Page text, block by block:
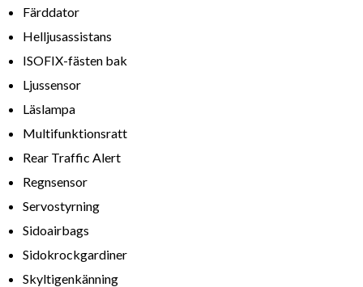
Färddator
Helljusassistans
ISOFIX-fästen bak
Ljussensor
Läslampa
Multifunktionsratt
Rear Traffic Alert
Regnsensor
Servostyrning
Sidoairbags
Sidokrockgardiner
Skyltigenkänning